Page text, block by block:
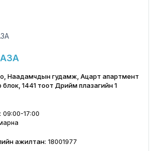
Наадамчдын гудамж, Ацарт апартмент
блок, 1441 тоот Дрийм плазагийн 1
09:00-17:00
ажилтан: 18001977